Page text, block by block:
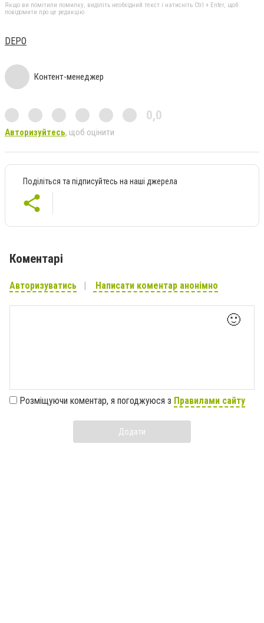
Якщо ви помітили помилку, виділіть необхідний текст і натисніть Ctrl + Enter, щоб
повідомити про це редакцію
DEPO
Контент-менеджер
0,0
Авторизуйтесь, щоб оцінити
Поділіться та підписуйтесь на наші джерела
Коментарі
Авторизуватись Написати коментар анонімно
🙂
Розміщуючи коментар, я погоджуюся з Правилами сайту
Додати